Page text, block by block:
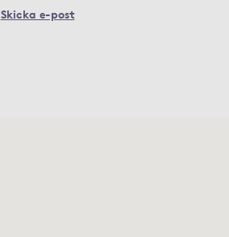
Skicka e-post